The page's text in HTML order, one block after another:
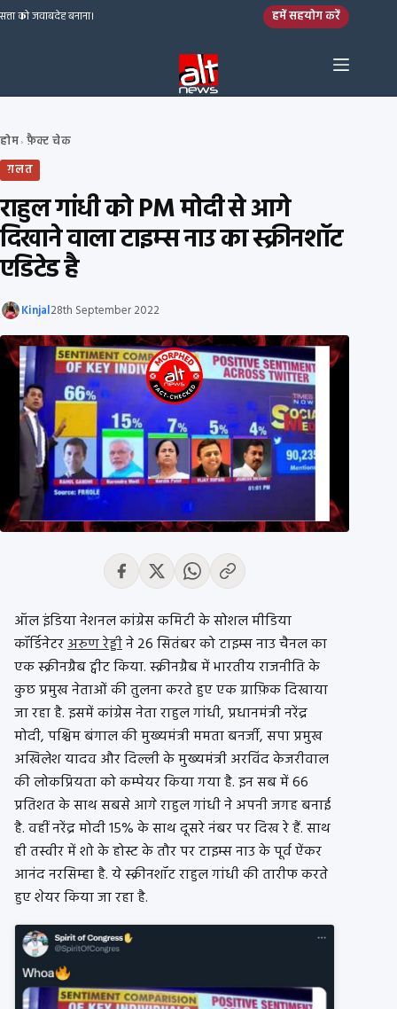
Skip to content
सत्ता को जवाबदेह बनाना। हमें सहयोग करें
होम› फ़ैक्ट चेक
ग़लत
राहुल गांधी को PM मोदी से आगे
दिखाने वाला टाइम्स नाउ का स्क्रीनशॉट
एडिटेड है
Kinjal28th September 2022
ऑल इंडिया नेशनल कांग्रेस कमिटी के सोशल मीडिया
कॉर्डिनेटरअरुण रेड्डीने 26 सितंबर को टाइम्स नाउ चैनल का
एक स्क्रीनग्रैब ट्वीट किया. स्क्रीनग्रैब में भारतीय राजनीति के
कुछ प्रमुख नेताओं की तुलना करते हुए एक ग्राफ़िक दिखाया
जा रहा है. इसमें कांग्रेस नेता राहुल गांधी, प्रधानमंत्री नरेंद्र
मोदी, पश्चिम बंगाल की मुख्यमंत्री ममता बनर्जी, सपा प्रमुख
अखिलेश यादव और दिल्ली के मुख्यमंत्री अरविंद केजरीवाल
की लोकप्रियता को कम्पेयर किया गया है. इन सब में 66
प्रतिशत के साथ सबसे आगे राहुल गांधी ने अपनी जगह बनाई
है. वहीं नरेंद्र मोदी 15% के साथ दूसरे नंबर पर दिख रे हैं. साथ
ही तस्वीर में शो के होस्ट के तौर पर टाइम्स नाउ के पूर्व ऐंकर
आनंद नरसिम्हा है. ये स्क्रीनशॉट राहुल गांधी की तारीफ करते
हुए शेयर किया जा रहा है.